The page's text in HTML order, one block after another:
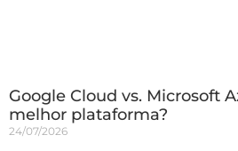
Google Cloud vs. Microsoft
melhor plataforma?
24/07/2026